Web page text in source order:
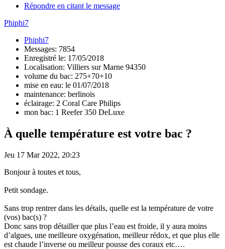
Répondre en citant le message
Phiphi7
Phiphi7
Messages: 7854
Enregistré le: 17/05/2018
Localisation: Villiers sur Marne 94350
volume du bac: 275+70+10
mise en eau: le 01/07/2018
maintenance: berlinois
éclairage: 2 Coral Care Philips
mon bac: 1 Reefer 350 DeLuxe
À quelle température est votre bac ?
Jeu 17 Mar 2022, 20:23
Bonjour à toutes et tous,
Petit sondage.
Sans trop rentrer dans les détails, quelle est la température de votre
(vos) bac(s) ?
Donc sans trop détailler que plus l’eau est froide, il y aura moins
d’algues, une meilleure oxygénation, meilleur rédox, et que plus elle
est chaude l’inverse ou meilleur pousse des coraux etc….